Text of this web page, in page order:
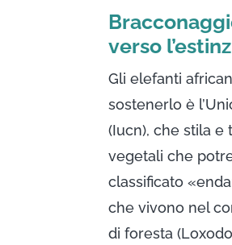
verso
Gli elefanti
sostenerlo è
(Iucn), che stila
vegetali che
classificato
che vivono nel
di foresta